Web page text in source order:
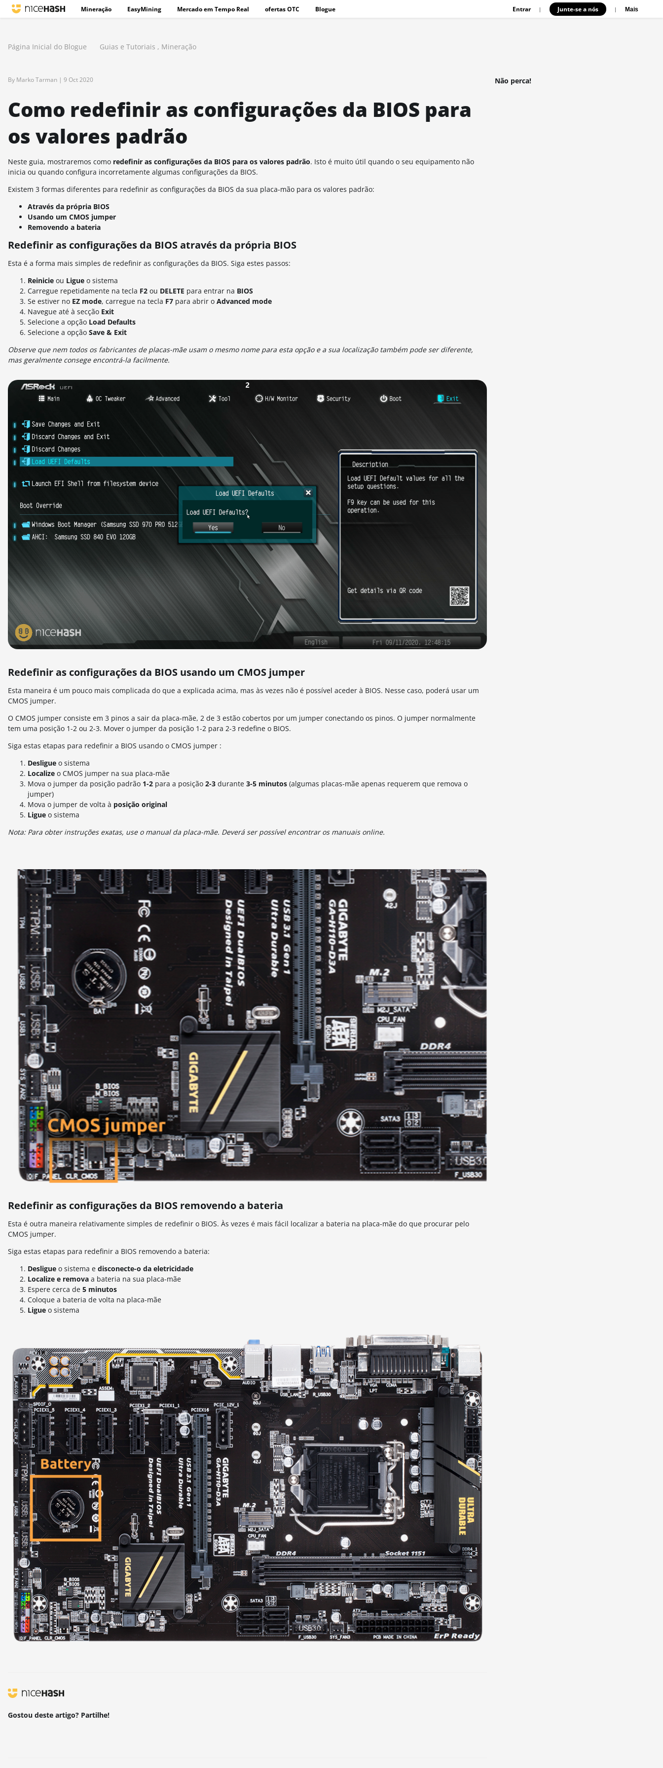
Mineração EasyMining Mercado em Tempo Real ofertas OTC Blogue Entrar | Junte-se a nós | Mais
Página Inicial do Blogue Guias e Tutoriais , Mineração
By Marko Tarman | 9 Oct 2020
Como redefinir as configurações da BIOS para
os valores padrão
Neste guia, mostraremos como redefinir as configurações da BIOS para os valores padrão. Isto é muito útil quando o seu equipamento não
inicia ou quando configura incorretamente algumas configurações da BIOS.
Existem 3 formas diferentes para redefinir as configurações da BIOS da sua placa-mão para os valores padrão:
Através da própria BIOS
Usando um CMOS jumper
Removendo a bateria
Redefinir as configurações da BIOS através da própria BIOS
Esta é a forma mais simples de redefinir as configurações da BIOS. Siga estes passos:
Reinicie ou Ligue o sistema
Carregue repetidamente na tecla F2 ou DELETE para entrar na BIOS
Se estiver no EZ mode, carregue na tecla F7 para abrir o Advanced mode
Navegue até à secção Exit
Selecione a opção Load Defaults
Selecione a opção Save & Exit
Observe que nem todos os fabricantes de placas-mãe usam o mesmo nome para esta opção e a sua localização também pode ser diferente,
mas geralmente consege encontrá-la facilmente.
Redefinir as configurações da BIOS usando um CMOS jumper
Esta maneira é um pouco mais complicada do que a explicada acima, mas às vezes não é possível aceder à BIOS. Nesse caso, poderá usar um
CMOS jumper.
O CMOS jumper consiste em 3 pinos a sair da placa-mãe, 2 de 3 estão cobertos por um jumper conectando os pinos. O jumper normalmente
tem uma posição 1-2 ou 2-3. Mover o jumper da posição 1-2 para 2-3 redefine o BIOS.
Siga estas etapas para redefinir a BIOS usando o CMOS jumper :
Desligue o sistema
Localize o CMOS jumper na sua placa-mãe
Mova o jumper da posição padrão 1-2 para a posição 2-3 durante 3-5 minutos (algumas placas-mãe apenas requerem que remova o
jumper)
Mova o jumper de volta à posição original
Ligue o sistema
Nota: Para obter instruções exatas, use o manual da placa-mãe. Deverá ser possível encontrar os manuais online.
Redefinir as configurações da BIOS removendo a bateria
Esta é outra maneira relativamente simples de redefinir o BIOS. Às vezes é mais fácil localizar a bateria na placa-mãe do que procurar pelo
CMOS jumper.
Siga estas etapas para redefinir a BIOS removendo a bateria:
Desligue o sistema e disconecte-o da eletricidade
Localize e remova a bateria na sua placa-mãe
Espere cerca de 5 minutos
Coloque a bateria de volta na placa-mãe
Ligue o sistema
Gostou deste artigo? Partilhe!
Não perca!